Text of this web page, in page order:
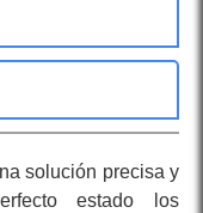
solución precisa y
estado los